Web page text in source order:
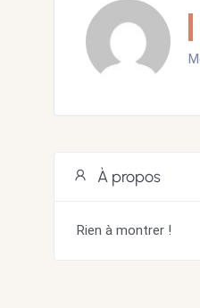
À propos
Rien à montrer !